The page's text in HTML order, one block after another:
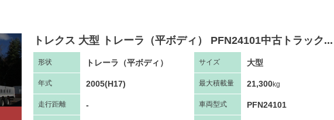
トレクス 大型 トレーラ（平ボディ） PFN24101中古トラック...
形状 トレーラ（平ボディ） サイズ 大型
年式 2005(H17) 最大積載量 21,300kg
走行距離 - 車両型式 PFN24101